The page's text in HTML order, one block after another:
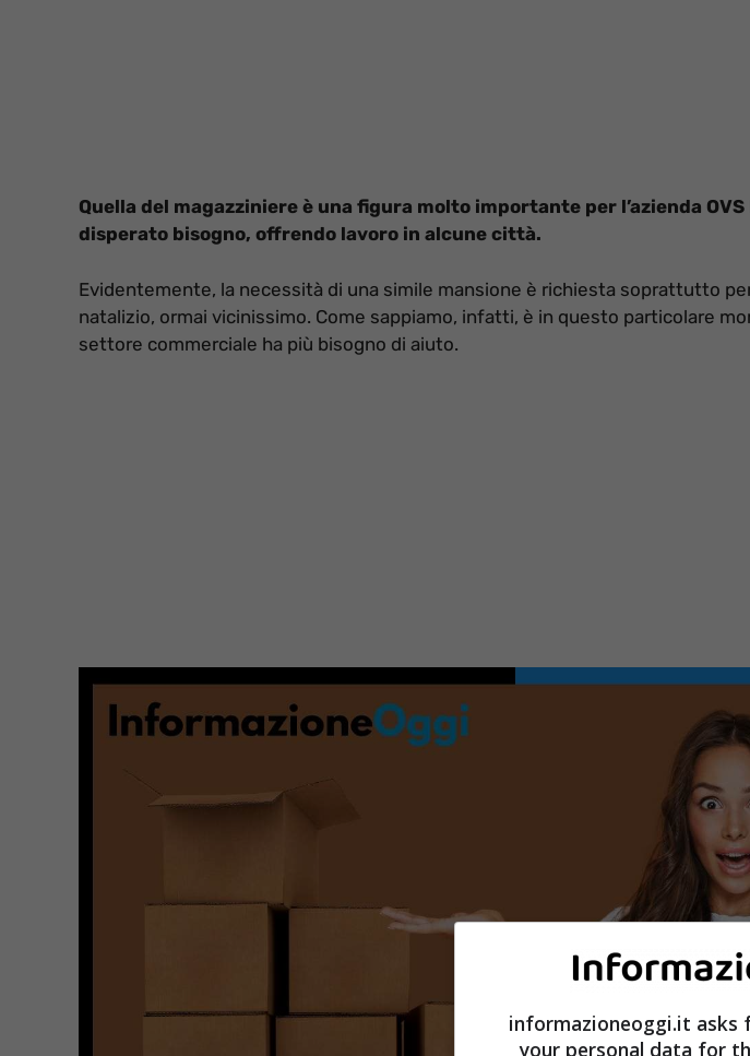
Quella del magazziniere è una figura molto importante per l’azienda OVS
disperato bisogno, offrendo lavoro in alcune città.
Evidentemente, la necessità di una simile mansione è richiesta soprattutto
natalizio, ormai vicinissimo. Come sappiamo, infatti, è in questo particolare
settore commerciale ha più bisogno di aiuto.
informazioneoggi.it asks
your personal data for